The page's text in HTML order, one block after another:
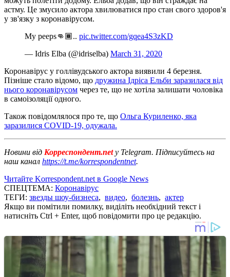
астму. Це змусило актора хвилюватися про стан свого здоров'я
у зв'язку з коронавірусом.
My peeps👊🏾.. pic.twitter.com/gqea4S3zKD
— Idris Elba (@idriselba) March 31, 2020
Коронавірус у голлівудського актора виявили 4 березня.
Пізніше стало відомо, що дружина Ідріса Ельби заразилася від
нього коронавірусом через те, що не хотіла залишати чоловіка
в самоізоляції одного.
Також повідомлялося про те, що Ольга Куриленко, яка
заразилися COVID-19, одужала.
Новини від Корреспондент.net у Telegram. Підписуйтесь на
наш канал https://t.me/korrespondentnet.
Читайте Korrespondent.net в Google News
СПЕЦТЕМА: Коронавірус
ТЕГИ: звезды шоу-бизнеса, видео, болезнь, актер
Якщо ви помітили помилку, виділіть необхідний текст і
натисніть Ctrl + Enter, щоб повідомити про це редакцію.